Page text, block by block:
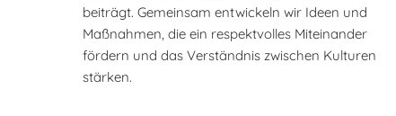
beiträgt. Gemeinsam entwickeln wir Ideen und
Maßnahmen, die ein respektvolles Miteinander
fördern und das Verständnis zwischen Kulturen
stärken.